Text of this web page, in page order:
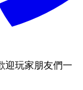
迎玩家朋友們一